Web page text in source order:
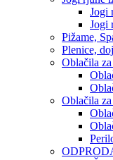
Jogi
Jogi
Pižame,
Plenice,
Oblačila
Oblačila